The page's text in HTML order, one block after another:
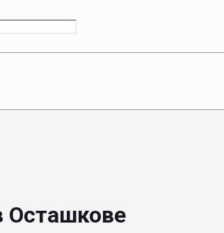
Осташкове